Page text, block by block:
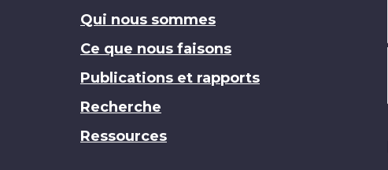
Qui nous sommes
Ce que nous faisons
Publications et rapports
Recherche
Ressources